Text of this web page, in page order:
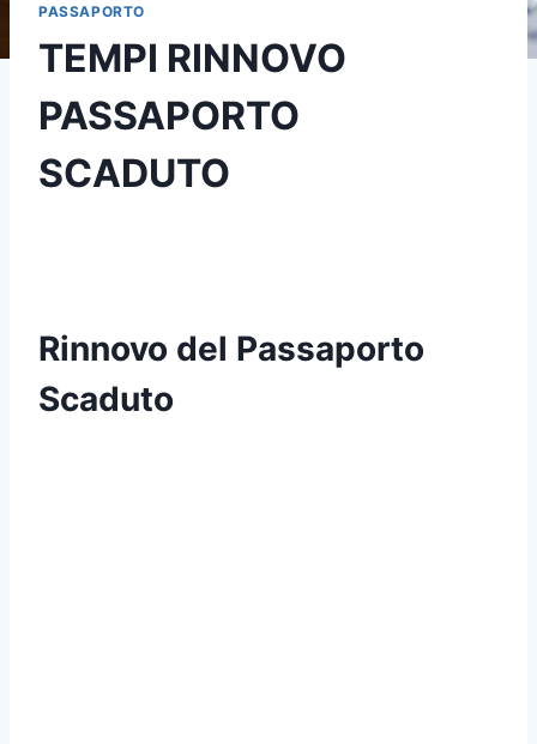
PASSAPORTO
TEMPI RINNOVO
PASSAPORTO
SCADUTO
Rinnovo del Passaporto
Scaduto